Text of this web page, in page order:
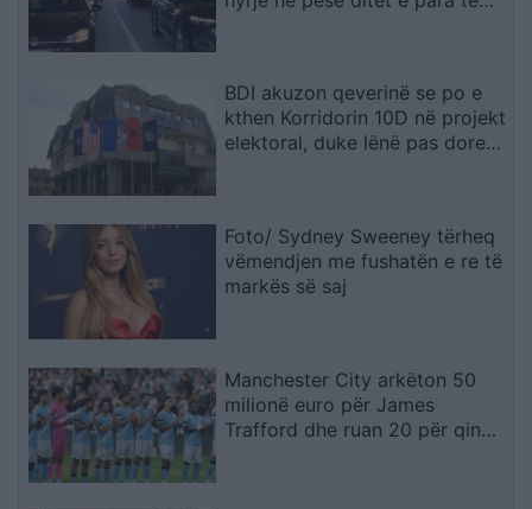
BDI akuzon qeverinë se po e
kthen Korridorin 10D në projekt
elektoral, duke lënë pas dore
Foto/ Sydney Sweeney tërheq
vëmendjen me fushatën e re të
markës së saj
Manchester City arkëton 50
milionë euro për James
Trafford dhe ruan 20 për qind